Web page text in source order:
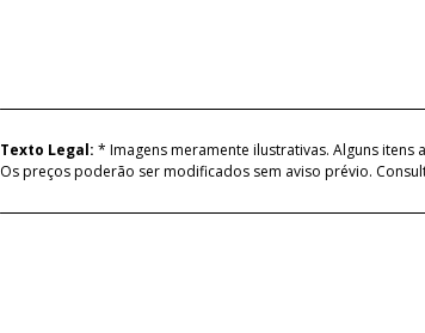
Texto Legal: * Imagens meramente ilustrativas. Alguns
Os preços poderão ser modificados sem aviso prévio.